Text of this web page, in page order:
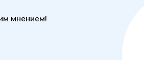
мнением!